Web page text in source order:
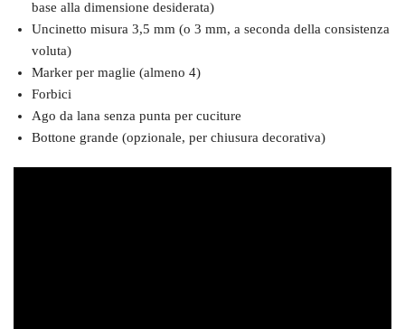
base alla dimensione desiderata)
Uncinetto misura 3,5 mm (o 3 mm, a seconda della consistenza
voluta)
Marker per maglie (almeno 4)
Forbici
Ago da lana senza punta per cuciture
Bottone grande (opzionale, per chiusura decorativa)